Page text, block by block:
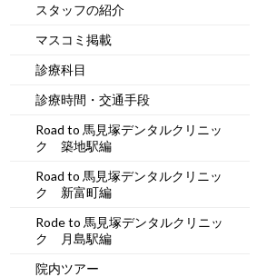
スタッフの紹介
マスコミ掲載
診療科目
診療時間・交通手段
Road to 馬見塚デンタルクリニッ
ク 築地駅編
Road to 馬見塚デンタルクリニッ
ク 新富町編
Rode to 馬見塚デンタルクリニッ
ク 月島駅編
院内ツアー